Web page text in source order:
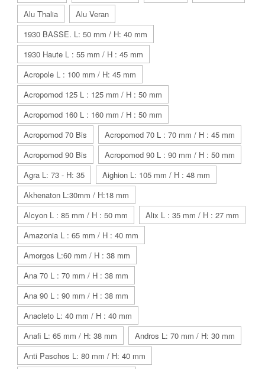
Alu Thalia
Alu Veran
1930 BASSE. L: 50 mm / H: 40 mm
1930 Haute L : 55 mm / H : 45 mm
Acropole L : 100 mm / H: 45 mm
Acropomod 125 L : 125 mm / H : 50 mm
Acropomod 160 L : 160 mm / H : 50 mm
Acropomod 70 Bis
Acropomod 70 L : 70 mm / H : 45 mm
Acropomod 90 Bis
Acropomod 90 L : 90 mm / H : 50 mm
Agra L: 73 - H: 35
Aighion L: 105 mm / H : 48 mm
Akhenaton L:30mm / H:18 mm
Alcyon L : 85 mm / H : 50 mm
Alix L : 35 mm / H : 27 mm
Amazonia L : 65 mm / H : 40 mm
Amorgos L:60 mm / H : 38 mm
Ana 70 L : 70 mm / H : 38 mm
Ana 90 L : 90 mm / H : 38 mm
Anacleto L: 40 mm / H : 40 mm
Anafi L: 65 mm / H: 38 mm
Andros L: 70 mm / H: 30 mm
Anti Paschos L: 80 mm / H: 40 mm